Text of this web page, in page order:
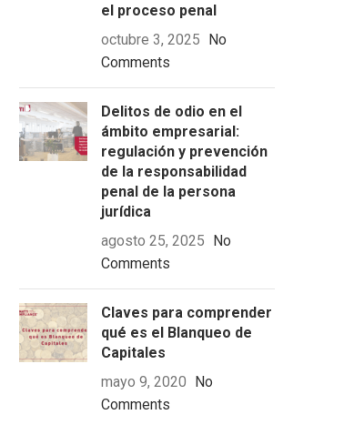
el proceso penal
octubre 3, 2025 No
Comments
Delitos de odio en el
ámbito empresarial:
regulación y prevención
de la responsabilidad
penal de la persona
jurídica
agosto 25, 2025 No
Comments
Claves para comprender
qué es el Blanqueo de
Capitales
mayo 9, 2020 No
Comments